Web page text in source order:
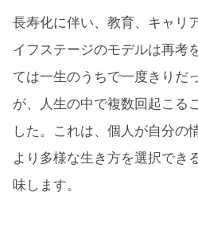
長寿化に伴い、教育、キャリ
イフステージのモデルは再考
ては一生のうちで一度きりだ
が、人生の中で複数回起こる
した。これは、個人が自分の
より多様な生き方を選択でき
味します。